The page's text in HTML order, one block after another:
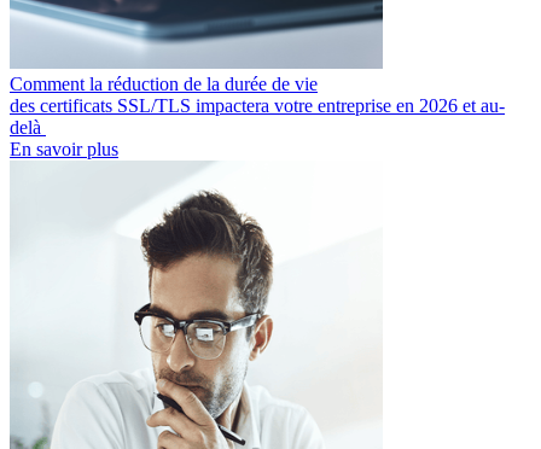
Comment la réduction de la durée de vie
des certificats SSL/TLS impactera votre entreprise en 2026 et au-
delà
En savoir plus